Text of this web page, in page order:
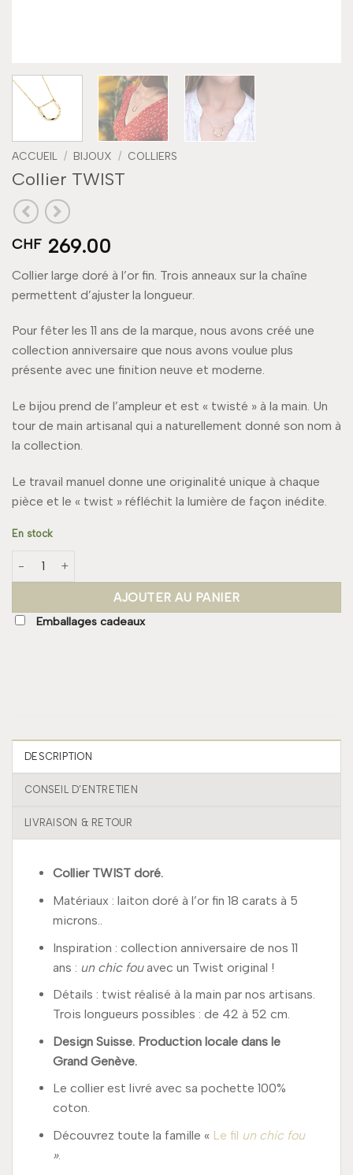
ACCUEIL / BIJOUX / COLLIERS
Collier TWIST
CHF 269.00
Collier large doré à l’or fin. Trois anneaux sur la chaîne
permettent d’ajuster la longueur.
Pour fêter les 11 ans de la marque, nous avons créé une
collection anniversaire que nous avons voulue plus
présente avec une finition neuve et moderne.
Le bijou prend de l’ampleur et est « twisté » à la main. Un
tour de main artisanal qui a naturellement donné son nom à
la collection.
Le travail manuel donne une originalité unique à chaque
pièce et le « twist » réfléchit la lumière de façon inédite.
En stock
AJOUTER AU PANIER
Emballages cadeaux
DESCRIPTION
CONSEIL D’ENTRETIEN
LIVRAISON & RETOUR
Collier TWIST doré.
Matériaux : laiton doré à l’or fin 18 carats à 5
microns..
Inspiration : collection anniversaire de nos 11
ans : un chic fouavec un Twist original !
Détails : twist réalisé à la main par nos artisans.
Trois longueurs possibles : de 42 à 52 cm.
Design Suisse. Production locale dans le
Grand Genève.
Le collier est livré avec sa pochette 100%
coton.
Découvrez toute la famille « Le fil un chic fou
».